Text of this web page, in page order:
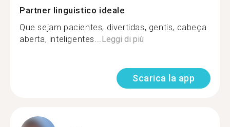
Partner linguistico ideale
Que sejam pacientes, divertidas, gentis, cabeça
aberta, inteligentes...Leggi di più
Scarica la app